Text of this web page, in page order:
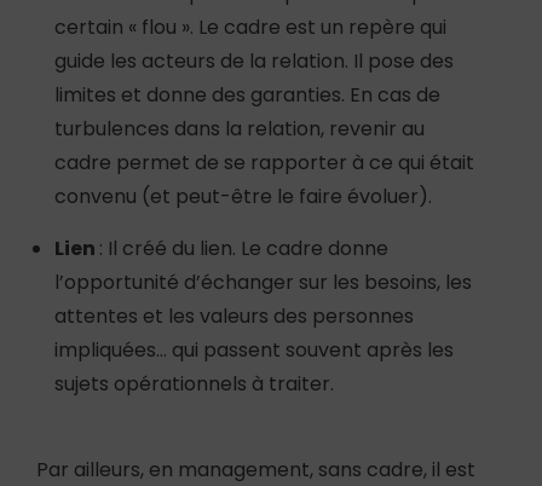
certain « flou ». Le cadre est un repère qui
guide les acteurs de la relation. Il pose des
limites et donne des garanties. En cas de
turbulences dans la relation, revenir au
cadre permet de se rapporter à ce qui était
convenu (et peut-être le faire évoluer).
Lien : Il créé du lien. Le cadre donne
l’opportunité d’échanger sur les besoins, les
attentes et les valeurs des personnes
impliquées… qui passent souvent après les
sujets opérationnels à traiter.
Par ailleurs, en management, sans cadre, il est